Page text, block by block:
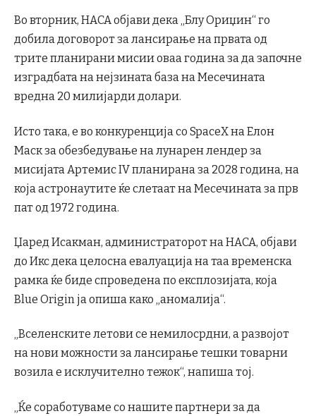
Во вторник, НАСА објави дека „Блу Ориџин“ го
добила договорот за лансирање на првата од
трите планирани мисии оваа година за да започне
изградбата на нејзината база на Месечината
вредна 20 милијарди долари.
Исто така, е во конкуренција со SpaceX на Елон
Маск за обезбедување на лунарен лендер за
мисијата Артемис IV планирана за 2028 година, на
која астронаутите ќе слетаат на Месечината за прв
пат од 1972 година.
Џаред Исакман, администраторот на НАСА, објави
до Икс дека целосна евалуација на таа временска
рамка ќе биде спроведена по експлозијата, која
Blue Origin ја опиша како „аномалија“.
„Вселенските летови се немилосрдни, а развојот
на нови можности за лансирање тешки товарни
возила е исклучително тежок“, напиша тој.
„Ќе соработуваме со нашите партнери за да